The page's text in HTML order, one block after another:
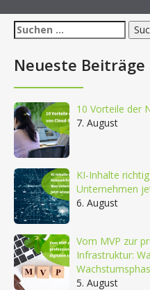
Suchen
nach:
Neueste Beiträge
10 Vorteile der
7. August
KI-Inhalte
Unternehmen
6. August
Vom MVP zur
Infrastruktur:
5. August